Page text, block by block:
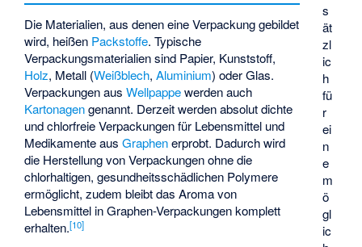
s
ät
zl
ic
h
fü
r
ei
n
e
m
ö
gl
ic
Die Materialien, aus denen eine Verpackung gebildet
wird, heißen Packstoffe. Typische
Verpackungsmaterialien sind Papier, Kunststoff,
Holz, Metall (Weißblech,Aluminium) oder Glas.
Verpackungen ausWellpappewerden auch
Kartonagengenannt. Derzeit werden absolut dichte
und chlorfreie Verpackungen für Lebensmittel und
Medikamente ausGraphenerprobt. Dadurch wird
die Herstellung von Verpackungen ohne die
chlorhaltigen, gesundheitsschädlichen Polymere
ermöglicht, zudem bleibt das Aroma von
Lebensmittel in Graphen-Verpackungen komplett
erhalten.[10]